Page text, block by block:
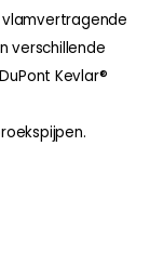
verschillende
Kevlar®